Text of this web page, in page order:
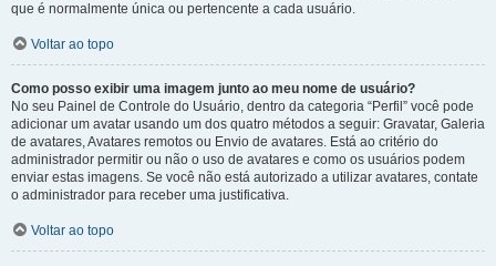
que é normalmente única ou pertencente a cada usuário.
Voltar ao topo
Como posso exibir uma imagem junto ao meu nome de usuário?
No seu Painel de Controle do Usuário, dentro da categoria “Perfil” você pode
adicionar um avatar usando um dos quatro métodos a seguir: Gravatar, Galeria
de avatares, Avatares remotos ou Envio de avatares. Está ao critério do
administrador permitir ou não o uso de avatares e como os usuários podem
enviar estas imagens. Se você não está autorizado a utilizar avatares, contate
o administrador para receber uma justificativa.
Voltar ao topo